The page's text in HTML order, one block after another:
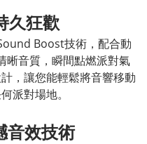
久狂歡
Boost技術，配合動
晰音質，瞬間點燃派對氣
，讓您能輕鬆將音響移動
派對場地。
效技術